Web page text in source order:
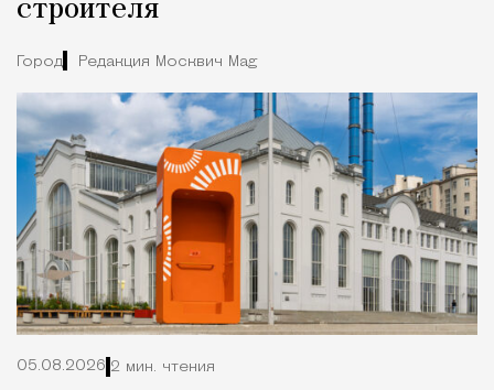
строителя
Город Редакция Москвич Mag
05.08.2026 2 мин. чтения